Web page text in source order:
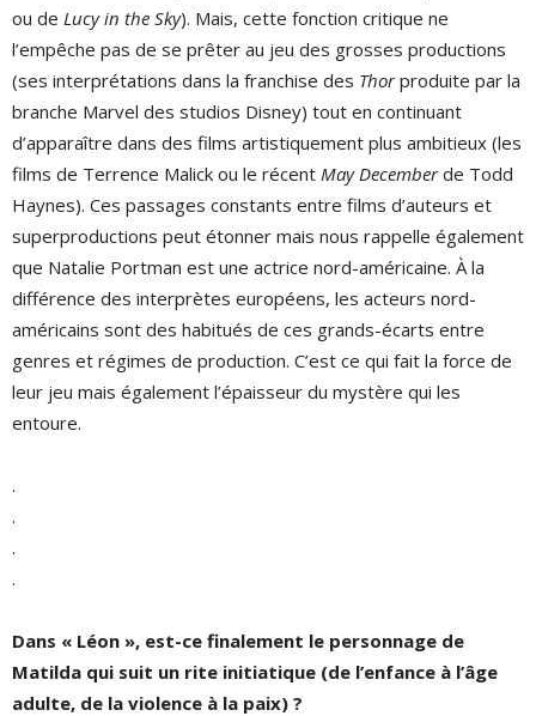
ou de Lucy in the Sky). Mais, cette fonction critique ne
l’empêche pas de se prêter au jeu des grosses productions
(ses interprétations dans la franchise des Thorproduite par la
branche Marvel des studios Disney) tout en continuant
d’apparaître dans des films artistiquement plus ambitieux (les
films de Terrence Malick ou le récent May Decemberde Todd
Haynes). Ces passages constants entre films d’auteurs et
superproductions peut étonner mais nous rappelle également
que Natalie Portman est une actrice nord-américaine. À la
différence des interprètes européens, les acteurs nord-
américains sont des habitués de ces grands-écarts entre
genres et régimes de production. C’est ce qui fait la force de
leur jeu mais également l’épaisseur du mystère qui les
entoure.
.
.
.
.
Dans « Léon », est-ce finalement le personnage de
Matilda qui suit un rite initiatique (de l’enfance à l’âge
adulte, de la violence à la paix) ?